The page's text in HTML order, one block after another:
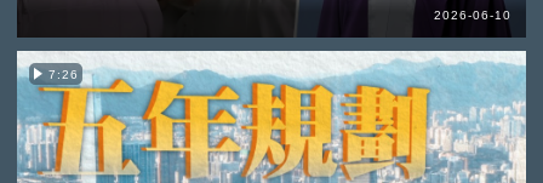
2026-06-10
7:26